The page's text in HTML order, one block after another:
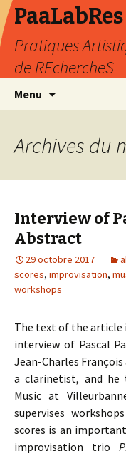
PaaLabRes
Pratiques
de REchercheS
Menu
principal
Archives du
Interview of
Abstract
29 octobre 2017
scores, improvisation,
workshops
The text of the article
interview of Pascal
Jean-Charles François
a clarinetist, and he
Music at
supervises
scores is an
improvisation trio